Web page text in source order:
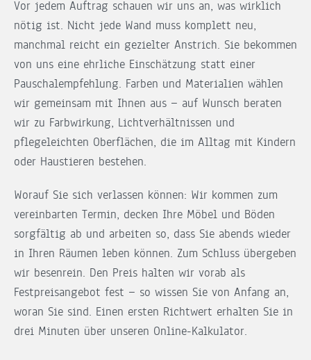
Vor jedem Auftrag schauen wir uns an, was wirklich
nötig ist. Nicht jede Wand muss komplett neu,
manchmal reicht ein gezielter Anstrich. Sie bekommen
von uns eine ehrliche Einschätzung statt einer
Pauschalempfehlung. Farben und Materialien wählen
wir gemeinsam mit Ihnen aus — auf Wunsch beraten
wir zu Farbwirkung, Lichtverhältnissen und
pflegeleichten Oberflächen, die im Alltag mit Kindern
oder Haustieren bestehen.
Worauf Sie sich verlassen können: Wir kommen zum
vereinbarten Termin, decken Ihre Möbel und Böden
sorgfältig ab und arbeiten so, dass Sie abends wieder
in Ihren Räumen leben können. Zum Schluss übergeben
wir besenrein. Den Preis halten wir vorab als
Festpreisangebot fest — so wissen Sie von Anfang an,
woran Sie sind. Einen ersten Richtwert erhalten Sie in
drei Minuten über unseren Online-Kalkulator.